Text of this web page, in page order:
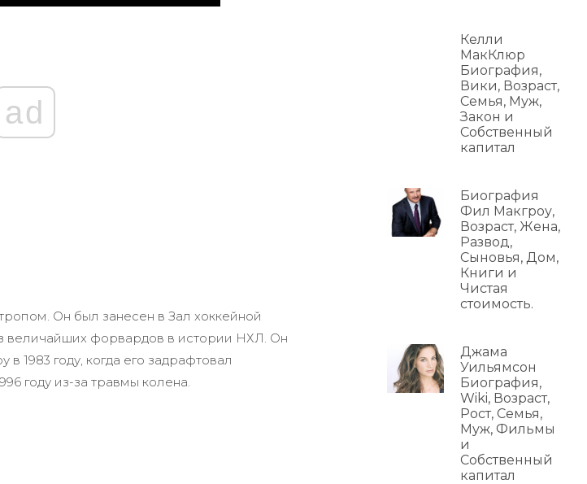
ad
Он был занесен в Зал хоккейной
величайших форвардов в истории НХЛ. Он
1983 году, когда его задрафтовал
году из-за травмы колена.
Келли
МакКлюр
Биография,
Вики, Возраст,
Семья, Муж,
Закон и
Собственный
капитал
Биография
Фил Макгроу,
Возраст, Жена,
Развод,
Сыновья, Дом,
Книги и
Чистая
стоимость.
Джама
Уильямсон
Биография,
Wiki, Возраст,
Рост, Семья,
Муж, Фильмы
и
Собственный
капитал